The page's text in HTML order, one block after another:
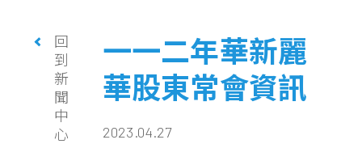
回
到
新
聞
中
心
一一二年華新麗
華股東常會資訊
2023.04.27